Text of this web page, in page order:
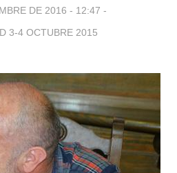
DE 2016 - 12:47 -
3-4 OCTUBRE 2015